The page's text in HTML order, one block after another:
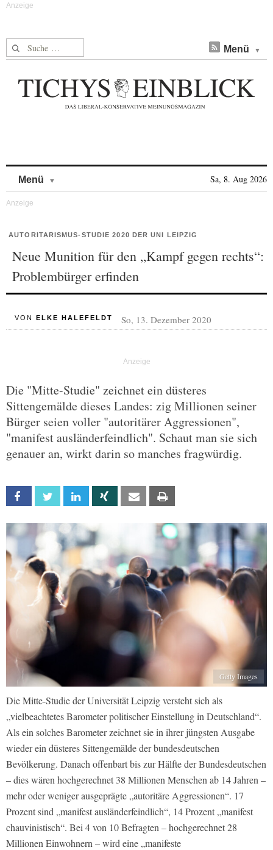
Suche nach: Menü
Menü Sa, 8. Aug 2026
AUTORITARISMUS-STUDIE 2020 DER UNI LEIPZIG
Neue Munition für den „Kampf gegen rechts“:
Problembürger erfinden
VON ELKE HALEFELDT So, 13. Dezember 2020
Die "Mitte-Studie" zeichnet ein düsteres
Sittengemälde dieses Landes: zig Millionen seiner
Bürger seien voller "autoritärer Aggressionen",
"manifest ausländerfeindlich". Schaut man sie sich
genauer an, wirkt darin so manches fragwürdig.
Facebook Twitter Linkedin Xing Email
Getty Images
Die Mitte-Studie der Universität Leipzig versteht sich als
„vielbeachtetes Barometer politischer Einstellung in Deutschland“.
Als ein solches Barometer zeichnet sie in ihrer jüngsten Ausgabe
wieder ein düsteres Sittengemälde der bundesdeutschen
Bevölkerung. Danach offenbart bis zur Hälfte der Bundesdeutschen
– dies wären hochgerechnet 38 Millionen Menschen ab 14 Jahren –
mehr oder weniger ausgeprägte „autoritäre Aggressionen“. 17
Prozent sind „manifest ausländerfeindlich“, 14 Prozent „manifest
chauvinistisch“. Bei 4 von 10 Befragten – hochgerechnet 28
Millionen Einwohnern – wird eine „manifeste